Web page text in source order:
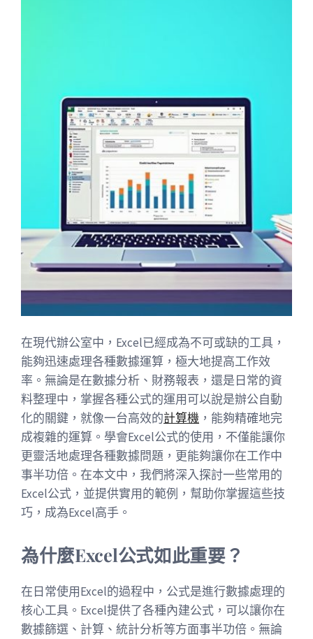
在現代辦公室中，Excel已經成為不可或缺的工具，
能夠迅速處理各種數據運算，極大地提高工作效
率。無論是在數據分析、財務報表，還是日常的資
料整理中，掌握各種公式的運用可以說是辦公自動
化的關鍵，就像一台高效的計算機 ，能夠精確地完
成複雜的運算。學會Excel公式的使用，不僅能讓你
更靈活地處理各種數據問題，更能夠讓你在工作中
事半功倍。在本文中，我們將深入探討一些常用的
Excel公式，並提供實用的範例，幫助你掌握這些技
巧，成為Excel高手。
為什麼Excel公式如此重要？
在日常使用Excel的過程中，公式是進行數據處理的
核心工具。Excel提供了各種內建公式，可以讓你在
數據篩選、計算、統計分析等方面事半功倍。無論